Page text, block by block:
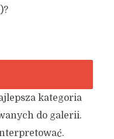
kategoria
do galerii.